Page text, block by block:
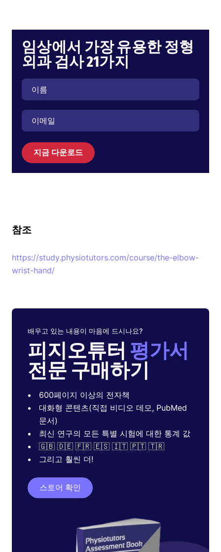
임상에서 가장 유용한 정형
외과 검사 21가지
지금 다운로드
참조
https://study.physiotutors.com/course/the-elbow-
wrist-hand/
배우고 있는 내용이 마음에 드시나요?
피지오튜터 평가서
전문 구매하기
600페이지 이상의 전자책
대화형 콘텐츠(직접 비디오 데모, PubMed
문서)
최신 연구의 모든 특별 시험에 대한 통계 값
🇬🇧 🇩🇪 🇫🇷 🇪🇸 🇮🇹 🇵🇹 🇹🇷
그리고 훨씬 더!
스토어 확인